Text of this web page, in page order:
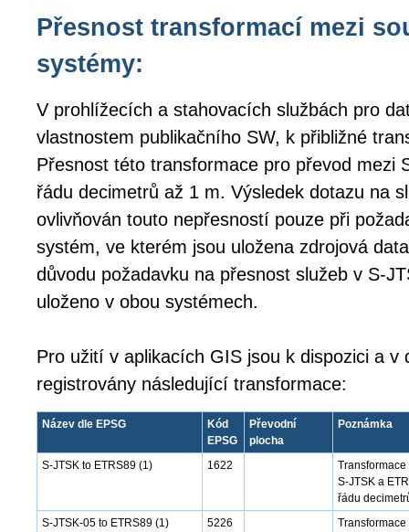
Přesnost transformací mezi
systémy:
V prohlížecích a stahovacích službách pro
vlastnostem publikačního SW, k přibližné
Přesnost této transformace pro převod mezi
řádu decimetrů až 1 m. Výsledek dotazu na
ovlivňován touto nepřesností pouze při
systém, ve kterém jsou uložena zdrojová
důvodu požadavku na přesnost služeb v S-
uloženo v obou systémech.
Pro užití v aplikacích GIS jsou k dispozici a v
registrovány následující transformace:
Název dle EPSG
Kód
EPSG
Převodní
plocha
Poznámka
S-JTSK to ETRS89 (1) 1622
S-JTSK a
řádu
S-JTSK-05 to ETRS89 (1)
5226